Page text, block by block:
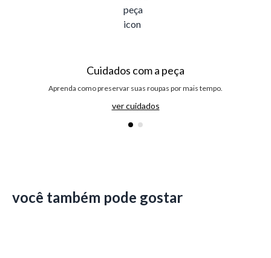
Cuidados com a peça
Aprenda como preservar suas roupas por mais tempo.
ver cuidados
você também pode gostar